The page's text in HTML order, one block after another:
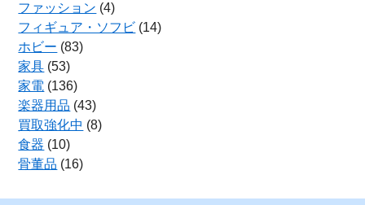
ファッション (4)
フィギュア・ソフビ (14)
ホビー (83)
家具 (53)
家電 (136)
楽器用品 (43)
買取強化中 (8)
食器 (10)
骨董品 (16)